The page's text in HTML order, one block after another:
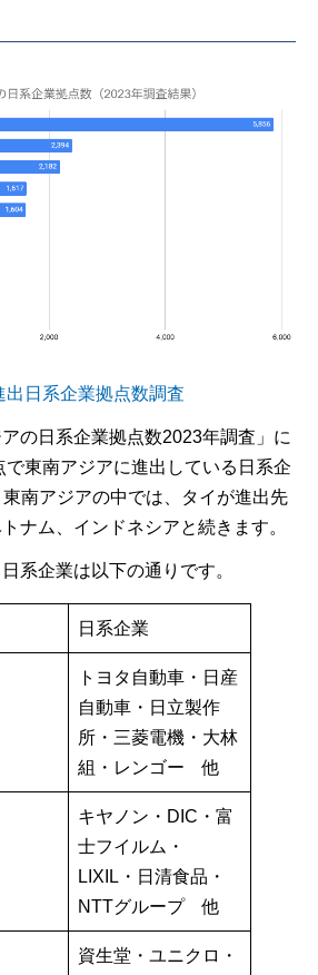
出日系企業拠点数調査
の日系企業拠点数2023年調査」に
で東南アジアに進出している日系企
南アジアの中では、タイが進出先
ナム、インドネシアと続きます。
系企業は以下の通りです。
日系企業
トヨタ自動車・日産
自動車・日立製作
所・三菱電機・大林
組・レンゴー 他
キヤノン・DIC・富
士フイルム・
LIXIL・日清食品・
NTTグループ 他
資生堂・ユニクロ・